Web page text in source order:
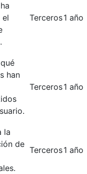
el
Terceros1 año
han
Terceros1 año
la
de
Terceros1 año